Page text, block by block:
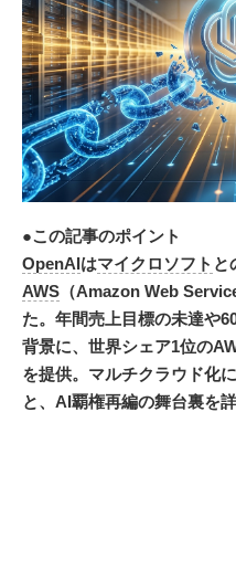
●この記事のポイント
OpenAIはマイクロソフト と
AWS （Amazon Web
た。年間売上目標の未達や
背景に、世界シェア1位の
を提供。マルチクラウド化
と、AI覇権再編の舞台裏を詳